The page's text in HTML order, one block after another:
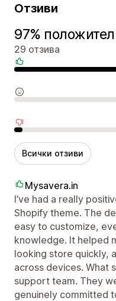
Отзиви
97%
29 отзива
Положителни отзиви
Неутрални отзиви
Отрицателни отзиви
Всички отзиви
Mysavera.in
I’ve had a really
Shopify theme. The
easy to customize,
knowledge. It helped
looking store quickly,
across devices. What
support team. They
genuinely committed